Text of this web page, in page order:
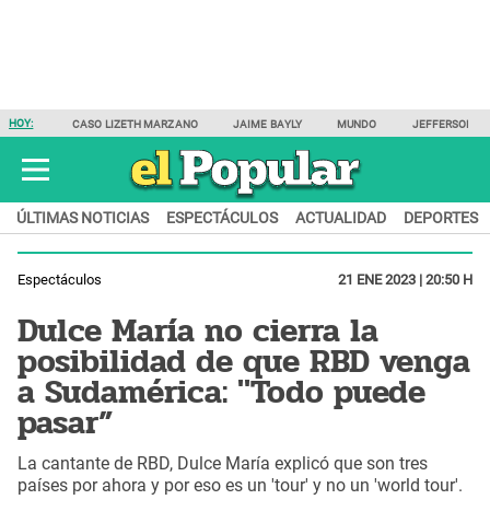
HOY: CASO LIZETH MARZANO JAIME BAYLY MUNDO JEFFERSON
ÚLTIMAS NOTICIAS ESPECTÁCULOS ACTUALIDAD DEPORTES
Espectáculos 21 ENE 2023 | 20:50 H
Dulce María no cierra la
posibilidad de que RBD venga
a Sudamérica: "Todo puede
pasar”
La cantante de RBD, Dulce María explicó que son tres
países por ahora y por eso es un 'tour' y no un 'world tour'.